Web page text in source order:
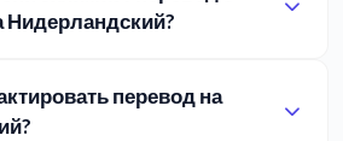
перевод на